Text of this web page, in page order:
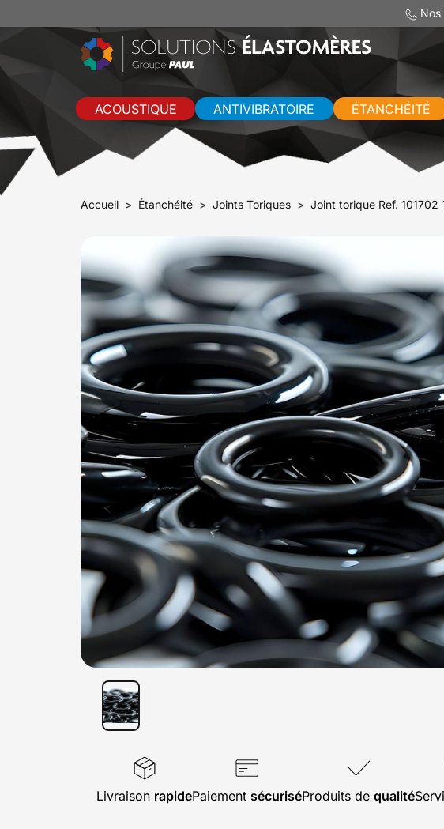
ACOUSTIQUE ANTIVIBRATOIRE ÉTANCHÉITÉ
Accueil Étanchéité Joints Toriques Joint torique Ref. 101702
Livraison rapidePaiement sécuriséProduits de qualité